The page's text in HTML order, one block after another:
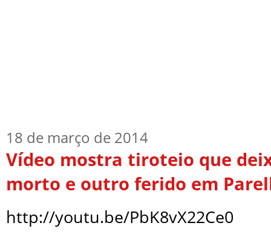
18 de março de 2014
Vídeo mostra tiroteio que
morto e outro ferido em
http://youtu.be/PbK8vX22Ce0